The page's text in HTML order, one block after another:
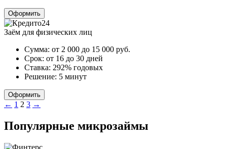
Оформить
Заём для физических лиц
Сумма: от 2 000 до 15 000 руб.
Срок: от 16 до 30 дней
Ставка: 292% годовых
Решение: 5 минут
Оформить
Пагинация
← 1 2 3 →
Популярные микрозаймы